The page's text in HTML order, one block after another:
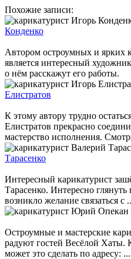
Похожие записи:
Конденко
Автором остроумных и ярких
является интересный
о нём расскажут его работы.
Елистратов
К этому автору трудно
Елистратов прекрасно
мастерство исполнения.
Тарасенко
Интересный карикатурист
Тарасенко. Интересно
возникло желание связаться с
Остроумные и мастерские
радуют гостей Весёлой Хаты.
может это сделать по адресу: ...